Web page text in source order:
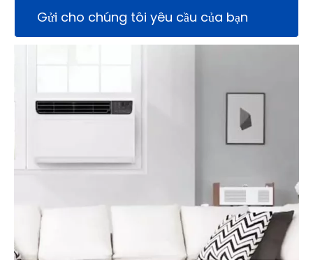
Gửi cho chúng tôi yêu cầu của bạn